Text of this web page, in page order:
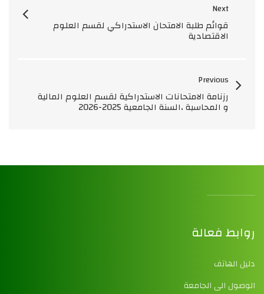
Next
قوائم طلبة الامتحان الاستدراكي لقسم العلوم
الاقتصادية
Previous
رزنامة الامتحانات الاستدراكية لقسم العلوم المالية
و المحاسبة ،السنة الجامعية 2025-2026
روابط فعالة
دليل الهاتف
الوصول الى الجامعة